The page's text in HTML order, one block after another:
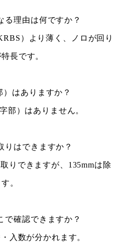
る理由は何ですか？
）より薄く、ノロが回り
長です。
はありますか？
部）はありません。
りはできますか？
りできますが、135mmは除
。
で確認できますか？
入数が分かれます。